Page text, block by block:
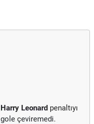
Harry Leonard penaltıyı
gole çeviremedi.